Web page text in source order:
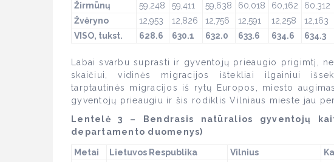
Žirmūnų
59,248 59,411 59,638 60,018 60,162 60,312
Žvėryno
12,953 12,826 12,756 12,591 12,258 12,163
VISO, tukst.
628.6 630.1 632.0 633.6 634.6 634.3
Labai svarbu suprasti ir gyventojų prieaugio prigimtį,
skaičiui, vidinės migracijos ištekliai ilgainiui
tarptautinės migracijos iš rytų Europos, miesto
gyventojų prieaugiu ir šis rodiklis Vilniaus mieste jau
Lentelė 3 – Bendrasis natūralios gyventojų
departamento duomenys)
Metai Lietuvos Respublika Vilnius